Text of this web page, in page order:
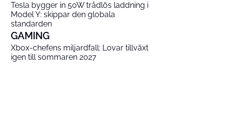
Tesla bygger in 50W trådlös laddning i
Model Y: skippar den globala
standarden
GAMING
Xbox-chefens miljardfall: Lovar tillväxt
igen till sommaren 2027